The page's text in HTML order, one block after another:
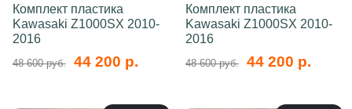
Комплект пластика
Kawasaki Z1000SX 2010-
2016
48 600 руб. 44 200 р.
Комплект пластика
Kawasaki Z1000SX 2010-
2016
48 600 руб. 44 200 р.